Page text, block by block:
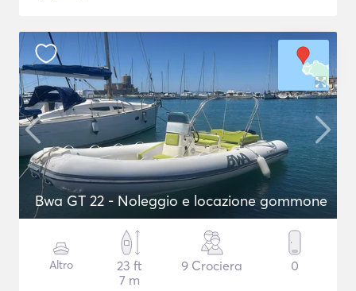
Bwa GT 22 - Noleggio e locazione gommone
Altro
23 ft
7 m
9 Crociera 0